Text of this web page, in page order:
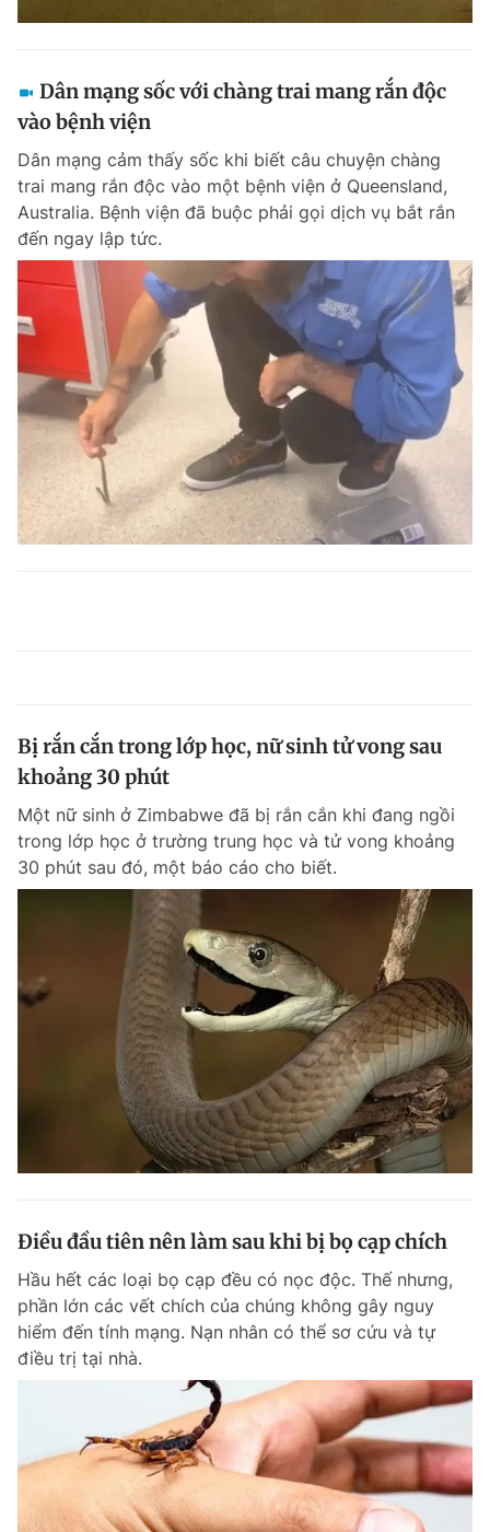
Dân mạng sốc với chàng trai mang rắn độc
vào bệnh viện
Dân mạng cảm thấy sốc khi biết câu chuyện chàng
trai mang rắn độc vào một bệnh viện ở Queensland,
Australia. Bệnh viện đã buộc phải gọi dịch vụ bắt rắn
đến ngay lập tức.
Bị rắn cắn trong lớp học, nữ sinh tử vong sau
khoảng 30 phút
Một nữ sinh ở Zimbabwe đã bị rắn cắn khi đang ngồi
trong lớp học ở trường trung học và tử vong khoảng
30 phút sau đó, một báo cáo cho biết.
Điều đầu tiên nên làm sau khi bị bọ cạp chích
Hầu hết các loại bọ cạp đều có nọc độc. Thế nhưng,
phần lớn các vết chích của chúng không gây nguy
hiểm đến tính mạng. Nạn nhân có thể sơ cứu và tự
điều trị tại nhà.